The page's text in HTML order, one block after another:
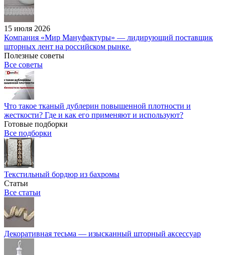
15 июля 2026
Компания «Мир Мануфактуры» — лидирующий поставщик
шторных лент на российском рынке.
Полезные советы
Все советы
Что такое тканый дублерин повышенной плотности и
жесткости? Где и как его применяют и используют?
Готовые подборки
Все подборки
Текстильный бордюр из бахромы
Статьи
Все статьи
Декоративная тесьма — изысканный шторный аксессуар